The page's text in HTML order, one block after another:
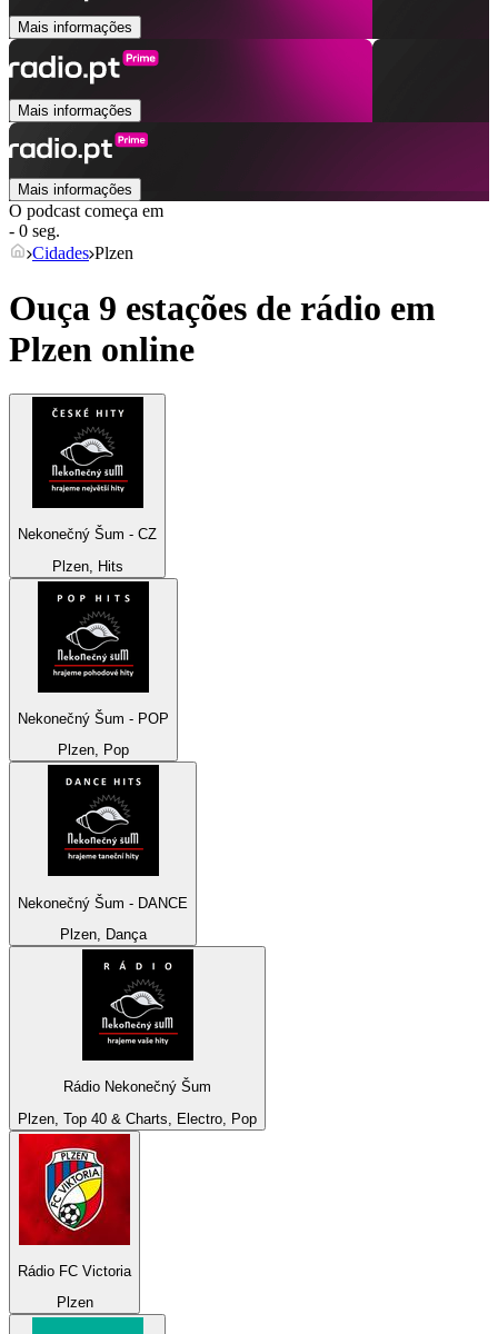
Mais informações
Mais informações
Mais informações
O podcast começa em
- 0 seg.
Cidades Plzen
Ouça 9 estações de rádio em
Plzen online
Nekonečný Šum - CZ
Plzen, Hits
Nekonečný Šum - POP
Plzen, Pop
Nekonečný Šum - DANCE
Plzen, Dança
Rádio Nekonečný Šum
Plzen, Top 40 & Charts, Electro, Pop
Rádio FC Victoria
Plzen